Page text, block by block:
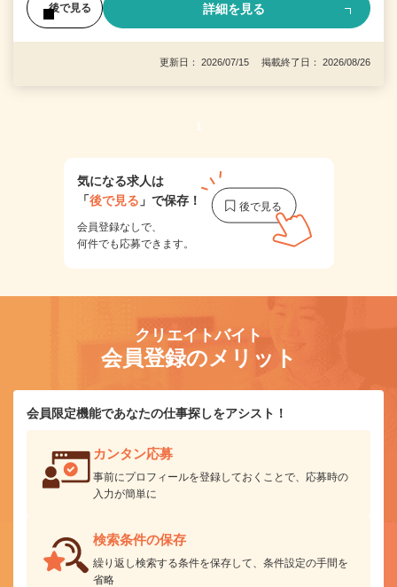
後で見る 詳細を見る
更新日： 2026/07/15 掲載終了日： 2026/08/26
1
気になる求人は
「後で見る 」で保存！
会員登録なしで、
何件でも応募できます。
クリエイトバイト
会員登録のメリット
会員限定機能であなたの仕事探しをアシスト！
カンタン応募
事前にプロフィールを登録しておくことで、応募時の
入力が簡単に
検索条件の保存
繰り返し検索する条件を保存して、条件設定の手間を
省略